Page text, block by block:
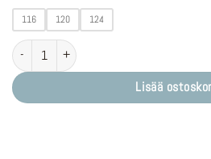
116 120 124
Shimano Linkglide ketju 9/10/11-vaihteinen CN-
Lisää